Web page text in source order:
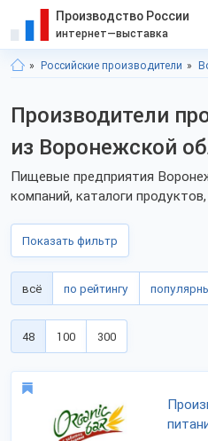
Производство России
интернет—выставка
Российские производители
Производители
из Воронежской
Пищевые предприятия
компаний, каталоги
Показать фильтр
всё по рейтингу
48 100 300